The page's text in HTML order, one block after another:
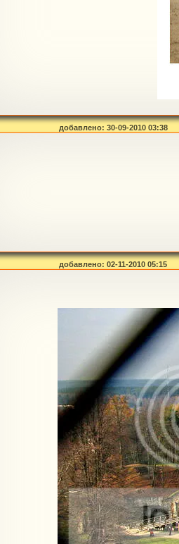
добавлено: 30-09-2010 03:38
добавлено: 02-11-2010 05:15